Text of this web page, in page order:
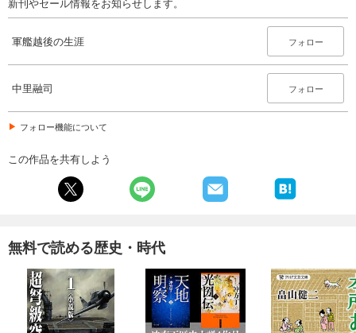
新刊やセール情報をお知らせします。
軍艦越後の生涯 フォロー
中里融司 フォロー
フォロー機能について
この作品を共有しよう
無料で読める歴史・時代